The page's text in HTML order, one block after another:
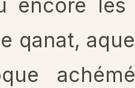
qanat,